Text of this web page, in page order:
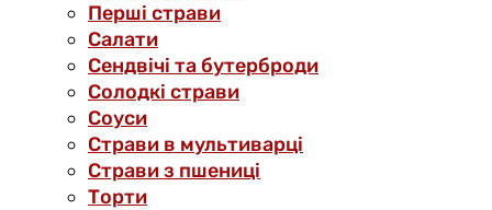
Перші страви
Салати
Сендвічі та бутерброди
Солодкі страви
Соуси
Страви в мультиварці
Страви з пшениці
Торти